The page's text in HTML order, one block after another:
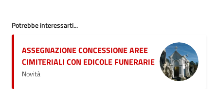
Potrebbe interessarti...
ASSEGNAZIONE CONCESSIONE AREE
CIMITERIALI CON EDICOLE FUNERARIE
Novità